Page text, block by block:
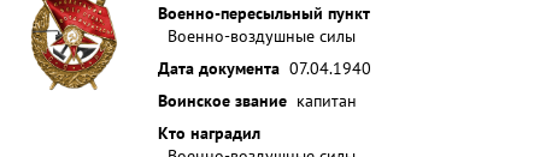
Военно-пересыльный пункт
Военно-воздушные силы
Дата документа 07.04.1940
Воинское звание капитан
Кто наградил